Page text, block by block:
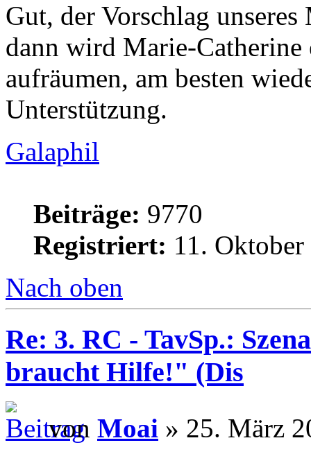
Gut, der Vorschlag
dann wird Marie-Catherine
aufräumen, am besten
Unterstützung.
Galaphil
Beiträge: 9770
Registriert: 11.
Nach oben
Re: 3. RC - TavSp.:
braucht Hilfe!" (Dis
von Moai » 25. März